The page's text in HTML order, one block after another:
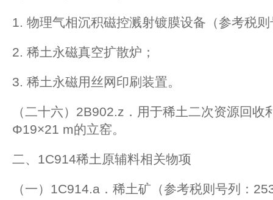
1. 物理气相沉积磁控溅射镀膜设备（参考税
2. 稀土永磁真空扩散炉；
3. 稀土永磁用丝网印刷装置。
（二十六）2B902.z．用于稀土二次资源回收
Φ19×21 m的立窑。
二、1C914稀土原辅料相关物项
（一）1C914.a．稀土矿（参考税则号列：